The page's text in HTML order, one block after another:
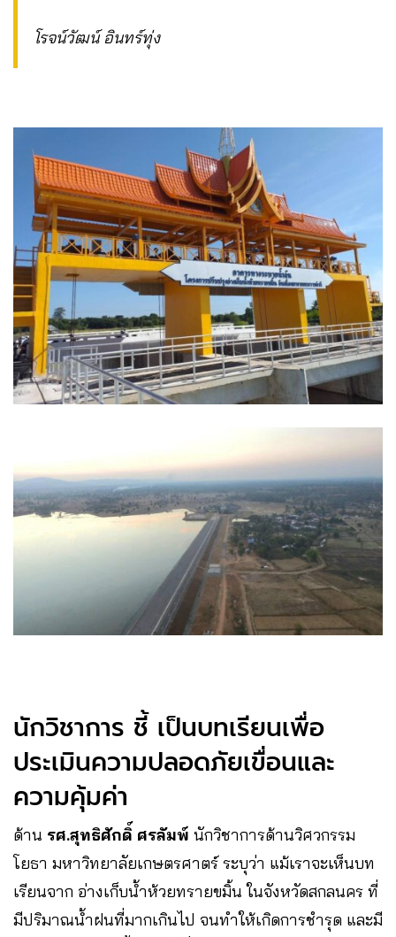
โรจน์วัฒน์ อินทร์ทุ่ง
นักวิชาการ ชี้ เป็นบทเรียนเพื่อ
ประเมินความปลอดภัยเขื่อนและ
ความคุ้มค่า
ด้าน รศ.สุทธิศักดิ์ ศรลัมพ์ นักวิชาการด้านวิศวกรรม
โยธา มหาวิทยาลัยเกษตรศาตร์ ระบุว่า แม้เราจะเห็นบท
เรียนจาก อ่างเก็บน้ำห้วยทรายขมิ้น ในจังหวัดสกลนคร ที่
มีปริมาณน้ำฝนที่มากเกินไป จนทำให้เกิดการชำรุด และมี